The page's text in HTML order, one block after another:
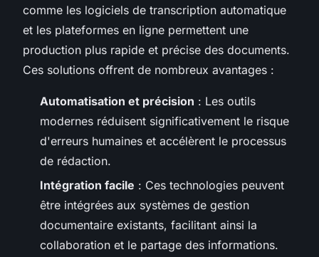
comme les logiciels de transcription automatique
et les plateformes en ligne permettent une
production plus rapide et précise des documents.
Ces solutions offrent de nombreux avantages :
Automatisation et précision : Les outils
modernes réduisent significativement le risque
d'erreurs humaines et accélèrent le processus
de rédaction.
Intégration facile : Ces technologies peuvent
être intégrées aux systèmes de gestion
documentaire existants, facilitant ainsi la
collaboration et le partage des informations.